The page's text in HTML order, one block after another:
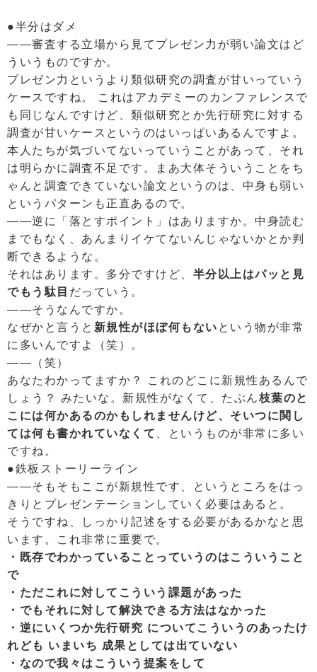
●半分はダメ
――審査する立場から見てプレゼン力が弱い論文はど
ういうものですか。
プレゼン力というより類似研究の調査が甘いっていう
ケースですね。 これはアカデミーのカンファレンスで
も同じなんですけど、類似研究とか先行研究に対する
調査が甘いケースというのはいっぱいあるんですよ。
本人たちが気づいてないっていうことがあって、それ
は明らかに調査不足です。まあ大体そういうことをち
ゃんと調査できていない論文というのは、中身も弱い
というパターンも正直あるので。
――逆に「落とすポイント」はありますか。中身読む
までもなく、あんまりイケてないんじゃないかとか判
断できるような。
それはあります。多分ですけど、 半分以上はパッと見
でもう駄目 だっていう。
――そうなんですか。
なぜかと言うと 新規性がほぼ何もないという物が非常
に多いんですよ（笑）。
――（笑）
あなたわかってますか？ これのどこに新規性あるんで
しょう？ みたいな。新規性がなくて、たぶん枝葉のと
こには何かあるのかもしれませんけど、そいつに関し
ては何も書かれていなくて、というものが非常に多い
ですね。
●鉄板ストーリーライン
――そもそもここが新規性です、というところをはっ
きりとプレゼンテーションしていく必要はあると。
そうですね、しっかり記述をする必要があるかなと思
います。これ非常に重要で。
・既存でわかっていることっていうのはこういうこと
で
・ただこれに対してこういう課題があった
・でもそれに対して解決できる方法はなかった
・逆にいくつか先行研究 についてこういうのあったけ
れども いまいち 成果としては出ていない
・なので我々はこういう提案をして